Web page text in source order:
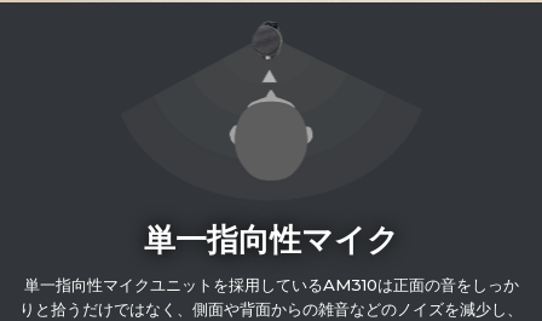
単一指向性マイク
単一指向性マイクユニットを採用しているAM310は正面の音をしっか
りと拾うだけではなく、側面や背面からの雑音などのノイズを減少し、